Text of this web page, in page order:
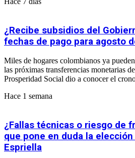
¿Recibe subsidios del
fechas de pago para agosto
Miles de hogares colombianos ya
las próximas transferencias monetarias
Prosperidad Social dio a conocer el
Hace 1 semana
¿Fallas técnicas o riesgo de
que pone en duda la
Espriella